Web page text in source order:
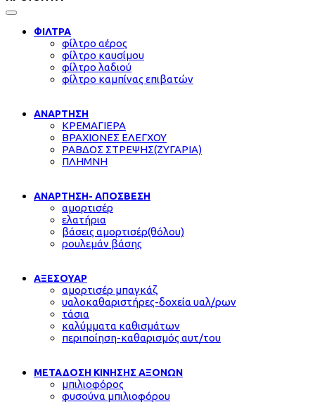
ΦΙΛΤΡΑ
φίλτρο αέρος
φίλτρο καυσίμου
φίλτρο λαδιού
φίλτρο καμπίνας επιβατών
ΑΝΑΡΤΗΣΗ
ΚΡΕΜΑΓΙΕΡΑ
ΒΡΑΧΙΟΝΕΣ ΕΛΕΓΧΟΥ
ΡΑΒΔΟΣ ΣΤΡΕΨΗΣ(ΖΥΓΑΡΙΑ)
ΠΛΗΜΝΗ
ΑΝΑΡΤΗΣΗ- ΑΠΟΣΒΕΣΗ
αμορτισέρ
ελατήρια
βάσεις αμορτισέρ(θόλου)
ρουλεμάν βάσης
ΑΞΕΣΟΥΑΡ
αμορτισέρ μπαγκάζ
υαλοκαθαριστήρες-δοχεία υαλ/ρων
τάσια
καλύμματα καθισμάτων
περιποίηση-καθαρισμός αυτ/του
ΜΕΤΑΔΟΣΗ ΚΙΝΗΣΗΣ ΑΞΟΝΩΝ
μπιλιοφόρος
φυσούνα μπιλιοφόρου